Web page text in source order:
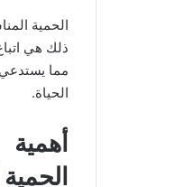
الحمية
ذلك هي
مما يستدعي
الحياة.
أهمية